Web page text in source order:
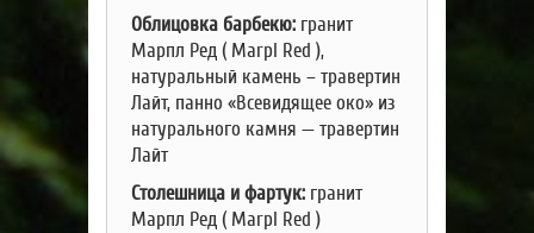
Облицовка барбекю: гранит
Mарпл Ред ( Marpl Red ),
натуральный камень – травертин
Лайт, панно «Всевидящее око» из
натурального камня — травертин
Лайт
Столешница и фартук: гранит
Mарпл Ред ( Marpl Red )